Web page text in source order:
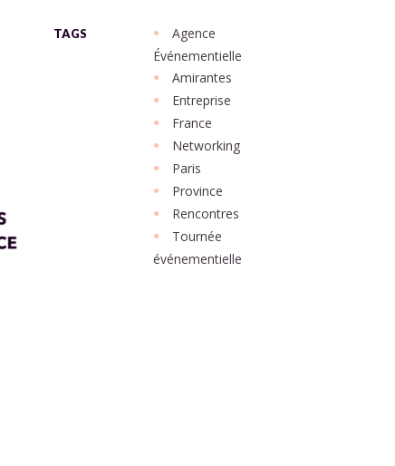
TAGS
Agence
Événementielle
Amirantes
Entreprise
France
Networking
Paris
Province
Rencontres
Tournée
événementielle